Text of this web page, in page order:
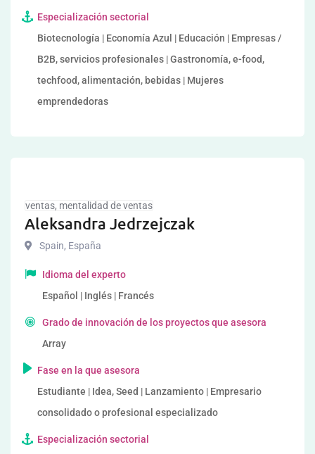
Especialización sectorial
Biotecnología | Economía Azul | Educación | Empresas /
B2B, servicios profesionales | Gastronomía, e-food,
techfood, alimentación, bebidas | Mujeres
emprendedoras
ventas, mentalidad de ventas
Aleksandra Jedrzejczak
Spain, España
Idioma del experto
Español | Inglés | Francés
Grado de innovación de los proyectos que asesora
Array
Fase en la que asesora
Estudiante | Idea, Seed | Lanzamiento | Empresario
consolidado o profesional especializado
Especialización sectorial